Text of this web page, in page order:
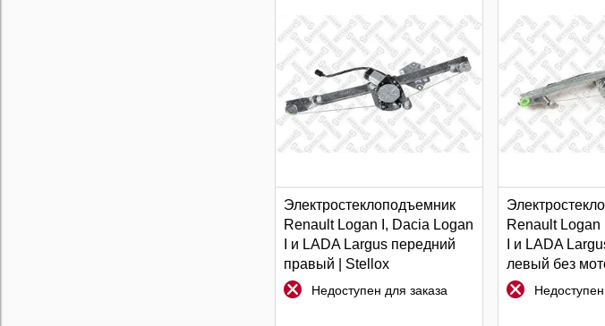
Электростеклоподъемник
Renault Logan I, Dacia Logan
I и LADA Largus передний
правый | Stellox
Недоступен для заказа
Renault Logan
I и LADA
левый без
Stellox